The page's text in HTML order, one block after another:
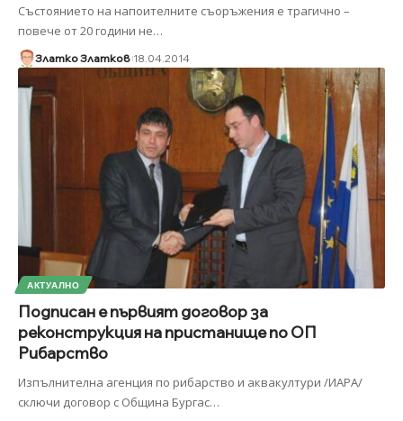
Състоянието на напоителните съоръжения е трагично –
повече от 20 години не…
Златко Златков 18.04.2014
АКТУАЛНО
Подписан е първият договор за
реконструкция на пристанище по ОП
Рибарство
Изпълнителна агенция по рибарство и аквакултури /ИАРА/
сключи договор с Община Бургас…